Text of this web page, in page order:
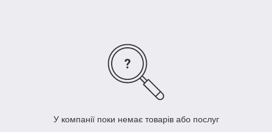
У компанії поки немає товарів або послуг